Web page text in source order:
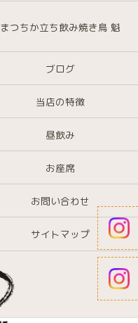
まつちか立ち飲み焼き鳥 魁
ブログ
当店の特徴
昼飲み
お座席
お問い合わせ
サイトマップ